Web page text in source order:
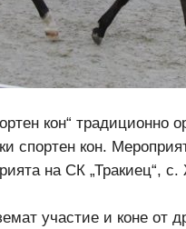
кон“ традиционно
спортен кон.
на СК „Тракиец“,
участие и коне от